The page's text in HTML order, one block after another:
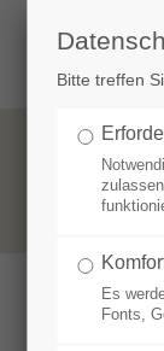
Bitte treffen
Es
Fonts,